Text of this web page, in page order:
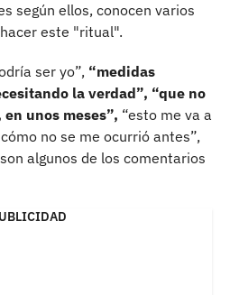
según ellos, conocen varios
este "ritual".
ser yo”, “medidas
la verdad”, “que no
unos meses”, “esto me va a
no se me ocurrió antes”,
algunos de los comentarios